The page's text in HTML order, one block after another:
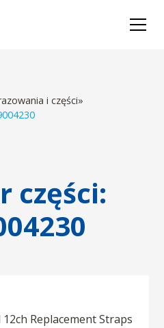
i części»
części:
12ch Replacement Straps